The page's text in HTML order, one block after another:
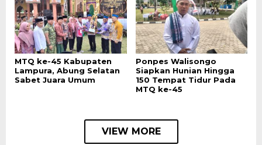
MTQ ke-45 Kabupaten
Lampura, Abung Selatan
Sabet Juara Umum
Ponpes Walisongo
Siapkan Hunian Hingga
150 Tempat Tidur Pada
MTQ ke-45
VIEW MORE